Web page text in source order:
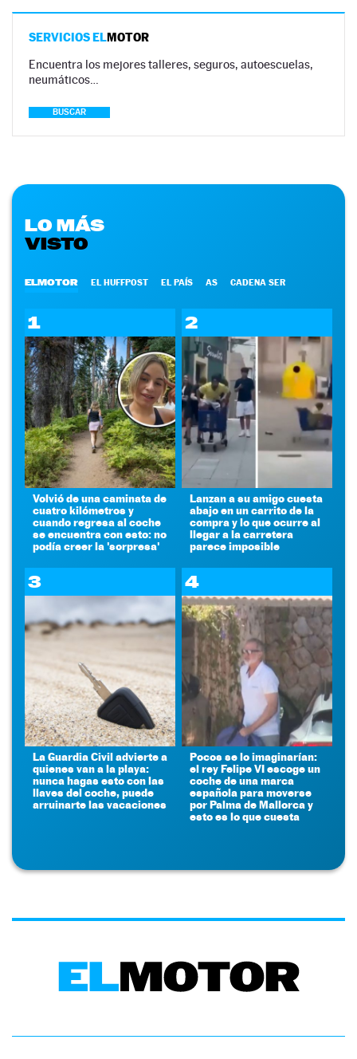
SERVICIOS ELMOTOR
Encuentra los mejores talleres, seguros, autoescuelas,
neumáticos…
BUSCAR
LO MÁS
VISTO
ELMOTOR EL HUFFPOST EL PAÍS AS CADENA SER
1
Volvió de una caminata de
cuatro kilómetros y
cuando regresa al coche
se encuentra con esto: no
podía creer la 'sorpresa'
2
Lanzan a su amigo cuesta
abajo en un carrito de la
compra y lo que ocurre al
llegar a la carretera
parece imposible
3
La Guardia Civil advierte a
quienes van a la playa:
nunca hagas esto con las
llaves del coche, puede
arruinarte las vacaciones
4
Pocos se lo imaginarían:
el rey Felipe VI escoge un
coche de una marca
española para moverse
por Palma de Mallorca y
esto es lo que cuesta